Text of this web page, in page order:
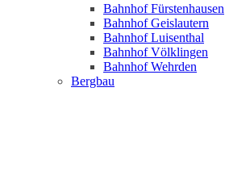
Bahnhof Fürstenhausen
Bahnhof Geislautern
Bahnhof Luisenthal
Bahnhof Völklingen
Bahnhof Wehrden
Bergbau